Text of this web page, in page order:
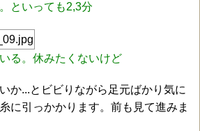
といっても2,3分
る。休みたくないけど
か...とビビりながら足元ばかり気に
に引っかかります。前も見て進みま